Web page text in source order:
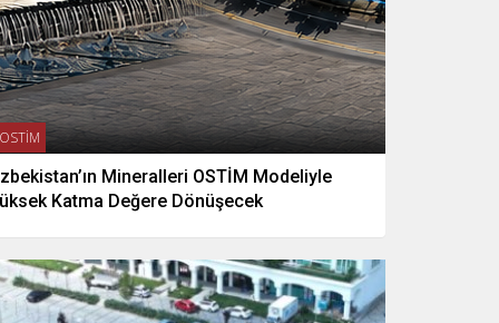
OSTİM
Mineralleri OSTİM Modeliyle
Katma Değere Dönüşecek